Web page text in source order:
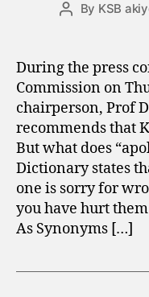
Post
By KSB
During the press
Commission on
chairperson, Prof
recommends that
But what does
Dictionary states
one is sorry for
you have hurt
As Synonyms […]